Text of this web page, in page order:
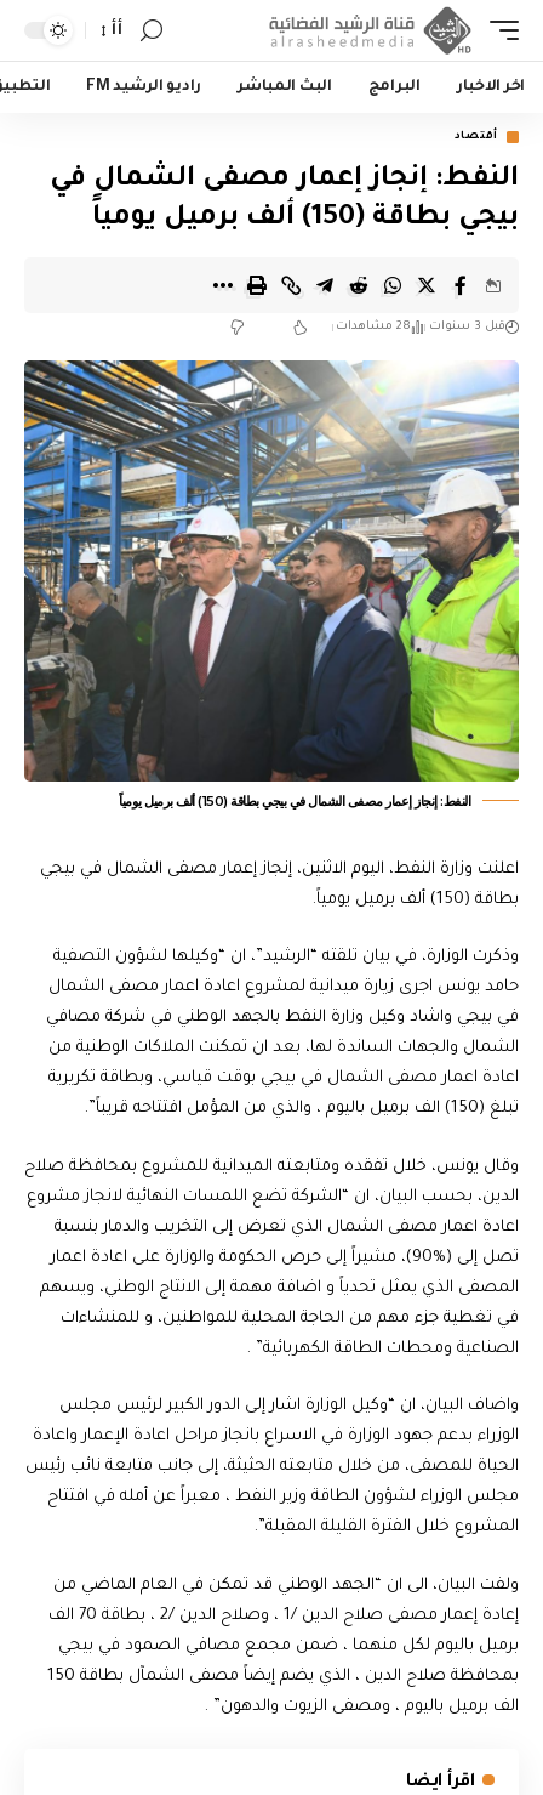
أأ
اخر الاخبار البرامج البث المباشر راديو الرشيد FM
أقتصاد
النفط: إنجاز إعمار مصفى الشمال في
بيجي بطاقة (150) ألف برميل يومياً
قبل 3 سنوات 28 مشاهدات
النفط: إنجاز إعمار مصفى الشمال في بيجي بطاقة (150) ألف برميل يومياً
اعلنت وزارة النفط، اليوم الاثنين، إنجاز إعمار مصفى الشمال في بيجي
بطاقة (150) ألف برميل يومياً.
وذكرت الوزارة، في بيان تلقته “الرشيد”، ان “وكيلها لشؤون التصفية
حامد يونس اجرى زيارة ميدانية لمشروع اعادة اعمار مصفى الشمال
في بيجي واشاد وكيل وزارة النفط بالجهد الوطني في شركة مصافي
الشمال والجهات الساندة لها، بعد ان تمكنت الملاكات الوطنية من
اعادة اعمار مصفى الشمال في بيجي بوقت قياسي، وبطاقة تكريرية
تبلغ (150) الف برميل باليوم ، والذي من المؤمل افتتاحه قريباً”.
وقال يونس، خلال تفقده ومتابعته الميدانية للمشروع بمحافظة صلاح
الدين، بحسب البيان، ان “الشركة تضع اللمسات النهائية لانجاز مشروع
اعادة اعمار مصفى الشمال الذي تعرض إلى التخريب والدمار بنسبة
تصل إلى (90‎%‎)، مشيراً إلى حرص الحكومة والوزارة على اعادة اعمار
المصفى الذي يمثل تحدياً و اضافة مهمة إلى الانتاج الوطني، ويسهم
في تغطية جزء مهم من الحاجة المحلية للمواطنين، و للمنشاءات
الصناعية ومحطات الطاقة الكهربائية” .
واضاف البيان، ان “وكيل الوزارة اشار إلى الدور الكبير لرئيس مجلس
الوزراء بدعم جهود الوزارة في الاسراع بانجاز مراحل اعادة الإعمار واعادة
الحياة للمصفى، من خلال متابعته الحثيثة، إلى جانب متابعة نائب رئيس
مجلس الوزراء لشؤون الطاقة وزير النفط ، معبراً عن أمله في افتتاح
المشروع خلال الفترة القليلة المقبلة”.
ولفت البيان، الى ان “الجهد الوطني قد تمكن في العام الماضي من
إعادة إعمار مصفى صلاح الدين /1 ، وصلاح الدين /2 ، بطاقة 70 الف
برميل باليوم لكل منهما ، ضمن مجمع مصافي الصمود في بيجي
بمحافظة صلاح الدين ، الذي يضم إيضاً مصفى الشمآل بطاقة 150
الف برميل باليوم ، ومصفى الزيوت والدهون” .
اقرأ ايضا